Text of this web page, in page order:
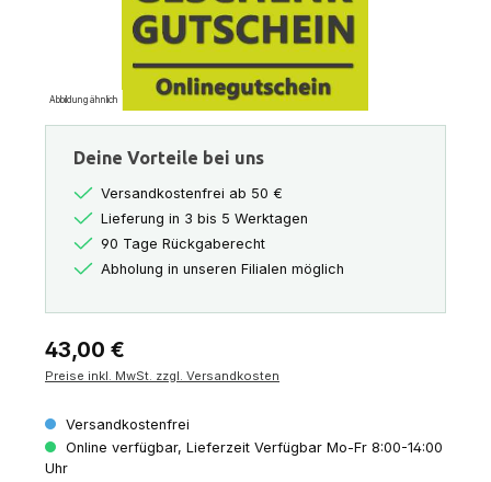
Abbildung ähnlich
Deine Vorteile bei uns
Versandkostenfrei ab 50 €
Lieferung in 3 bis 5 Werktagen
90 Tage Rückgaberecht
Abholung in unseren Filialen möglich
Regulärer Preis:
43,00 €
Preise inkl. MwSt. zzgl. Versandkosten
Versandkostenfrei
Online verfügbar, Lieferzeit Verfügbar Mo-Fr 8:00-14:00
Uhr